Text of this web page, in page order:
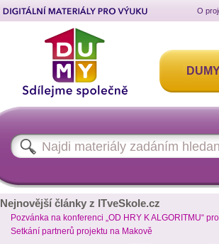
O
Nejnovější články z ITveSkole.cz
Pozvánka na konferenci „OD HRY K ALGORITMU“
Setkání partnerů projektu na Makově